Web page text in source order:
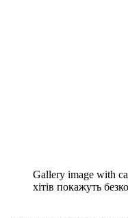
Gallery image with
хітів покажуть